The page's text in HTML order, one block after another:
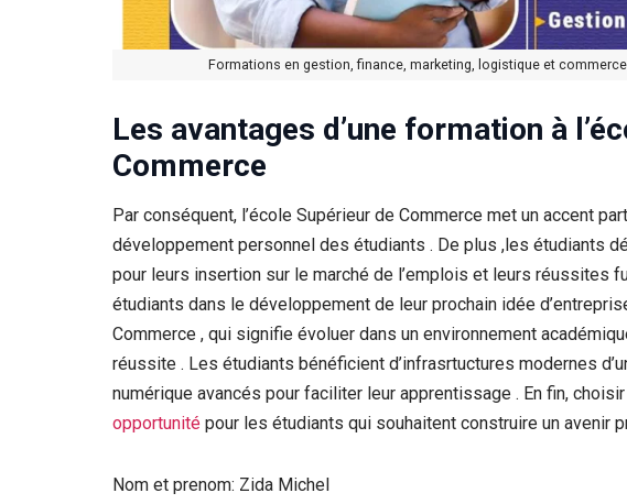
Formations en gestion, finance, marketing, logistique et commerce
Les avantages d’une formation à
Commerce
Par conséquent, l’école Supérieur de Commerce met un accent
développement personnel des étudiants . De plus ,les étudiants
pour leurs insertion sur le marché de l’emplois et leurs réussites
étudiants dans le développement de leur prochain idée
Commerce , qui signifie évoluer dans un environnement
réussite . Les étudiants bénéficient d’infrasrtuctures modernes
numérique avancés pour faciliter leur apprentissage . En fin, choisir
opportunité pour les étudiants qui souhaitent construire un avenir
Nom et prenom: Zida Michel